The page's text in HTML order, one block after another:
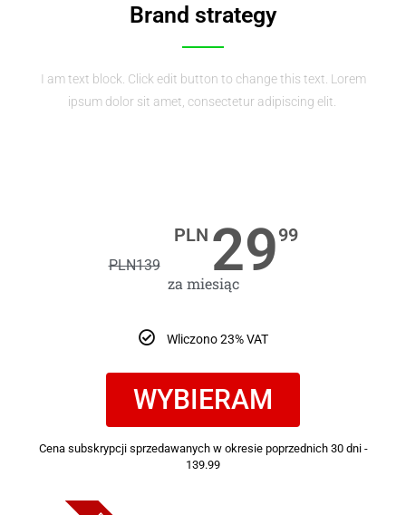
Brand strategy
I am text block. Click edit button to change this text. Lorem
ipsum dolor sit amet, consectetur adipiscing elit.
PLN139
PLN 2999
za miesiąc
Wliczono 23% VAT
WYBIERAM
Cena subskrypcji sprzedawanych w okresie poprzednich 30 dni -
139.99